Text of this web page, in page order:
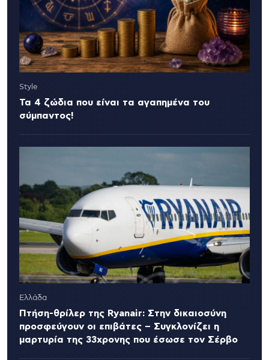
Style
Τα 4 ζώδια που είναι τα αγαπημένα του
σύμπαντος!
Ελλάδα
Πτήση-θρίλερ της Ryanair: Στην δικαιοσύνη
προσφεύγουν οι επιβάτες – Συγκλονίζει η
μαρτυρία της 33χρονης που έσωσε τον Σέρβο